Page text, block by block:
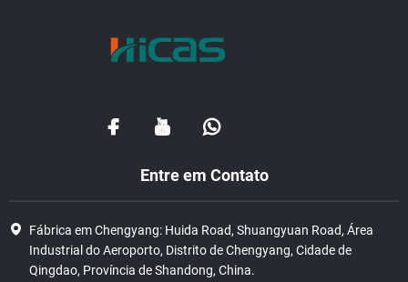
Entre em Contato
Fábrica em Chengyang: Huida Road, Shuangyuan Road, Área
Industrial do Aeroporto, Distrito de Chengyang, Cidade de
Qingdao, Província de Shandong, China.